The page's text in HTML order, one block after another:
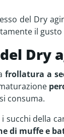
del Dry
il
Dry
frollatura a
consuma.
succhi della
di muffe e